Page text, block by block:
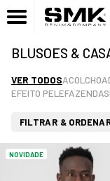
BLUSOES &
VER TODOS
EFEITO PELEFAZENDAS
FILTRAR &
NOVIDADE